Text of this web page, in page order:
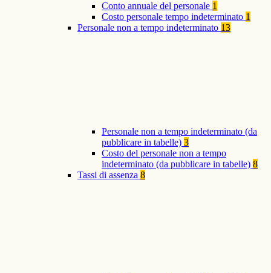
Conto annuale del personale 1
Costo personale tempo indeterminato 1
Personale non a tempo indeterminato 13
Personale non a tempo indeterminato (da
pubblicare in tabelle) 3
Costo del personale non a tempo
indeterminato (da pubblicare in tabelle) 8
Tassi di assenza 8